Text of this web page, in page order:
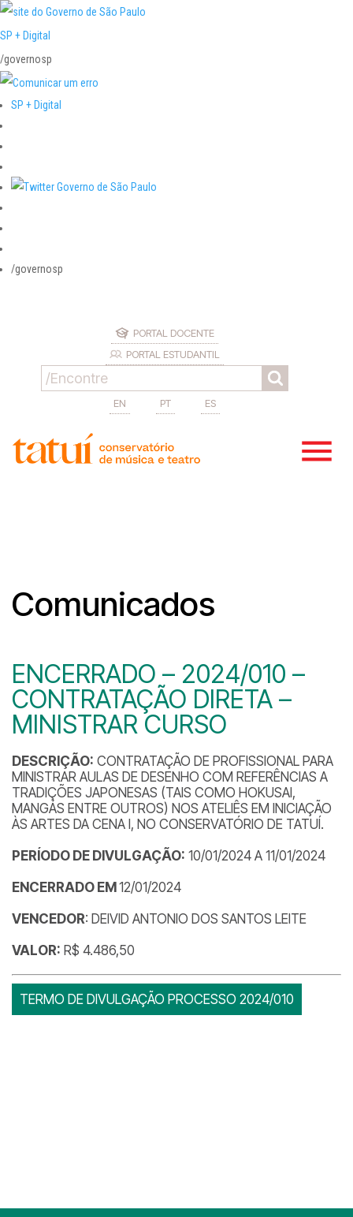
SP + Digital
/governosp
SP + Digital
/governosp
PORTAL DOCENTE
PORTAL ESTUDANTIL
EN PT ES
Comunicados
ENCERRADO – 2024/010 –
CONTRATAÇÃO DIRETA –
MINISTRAR CURSO
DESCRIÇÃO: CONTRATAÇÃO DE PROFISSIONAL PARA
MINISTRAR AULAS DE DESENHO COM REFERÊNCIAS A
TRADIÇÕES JAPONESAS (TAIS COMO HOKUSAI,
MANGÁS ENTRE OUTROS) NOS ATELIÊS EM INICIAÇÃO
ÀS ARTES DA CENA I, NO CONSERVATÓRIO DE TATUÍ.
PERÍODO DE DIVULGAÇÃO: 10/01/2024 A 11/01/2024
ENCERRADO EM 12/01/2024
VENCEDOR: DEIVID ANTONIO DOS SANTOS LEITE
VALOR: R$ 4.486,50
TERMO DE DIVULGAÇÃO PROCESSO 2024/010